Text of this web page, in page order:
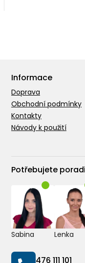
Informace
Doprava
Obchodní podmínky
Kontakty
Návody k použití
Potřebujete
Sabina Lenka
476 111 101